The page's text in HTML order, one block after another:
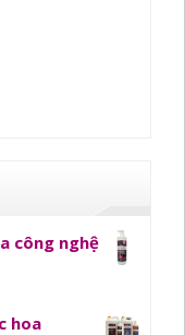
công nghệ
hoa